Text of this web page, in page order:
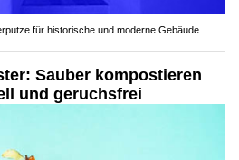
für historische und moderne Gebäude
Sauber kompostieren
und geruchsfrei